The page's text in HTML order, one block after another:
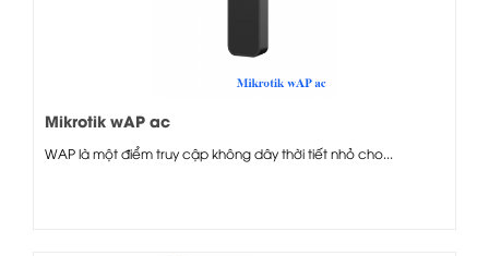
Mikrotik wAP ac
WAP là một điểm truy cập không dây thời tiết nhỏ cho...